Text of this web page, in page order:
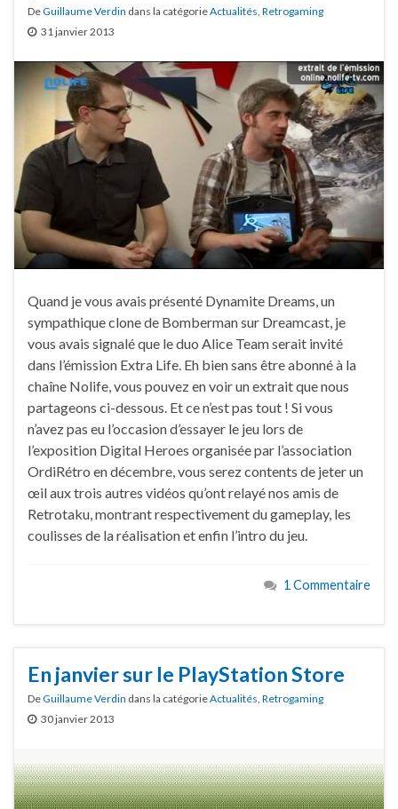
DeGuillaume Verdin dans la catégorieActualités Retrogaming
31 janvier 2013
Quand je vous avais présenté Dynamite Dreams, un
sympathique clone de Bomberman sur Dreamcast, je
vous avais signalé que le duo Alice Team serait invité
dans l’émission Extra Life. Eh bien sans être abonné à la
chaîne Nolife, vous pouvez en voir un extrait que nous
partageons ci-dessous. Et ce n’est pas tout ! Si vous
n’avez pas eu l’occasion d’essayer le jeu lors de
l’exposition Digital Heroes organisée par l’association
OrdiRétro en décembre, vous serez contents de jeter un
œil aux trois autres vidéos qu’ont relayé nos amis de
Retrotaku, montrant respectivement du gameplay, les
coulisses de la réalisation et enfin l’intro du jeu.
1 Commentaire
En janvier sur le PlayStation Store
DeGuillaume Verdin dans la catégorieActualités, Retrogaming
30 janvier 2013